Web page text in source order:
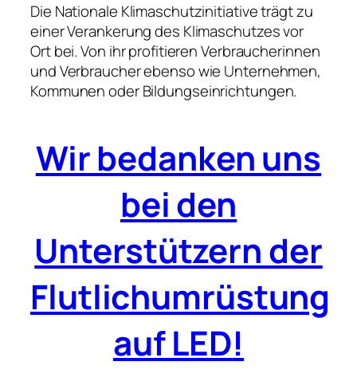
Die Nationale Klimaschutzinitiative trägt zu
einer Verankerung des Klimaschutzes vor
Ort bei. Von ihr profitieren Verbraucherinnen
und Verbraucher ebenso wie Unternehmen,
Kommunen oder Bildungseinrichtungen.
Wir bedanken uns
bei den
Unterstützern der
Flutlichumrüstung
auf LED!